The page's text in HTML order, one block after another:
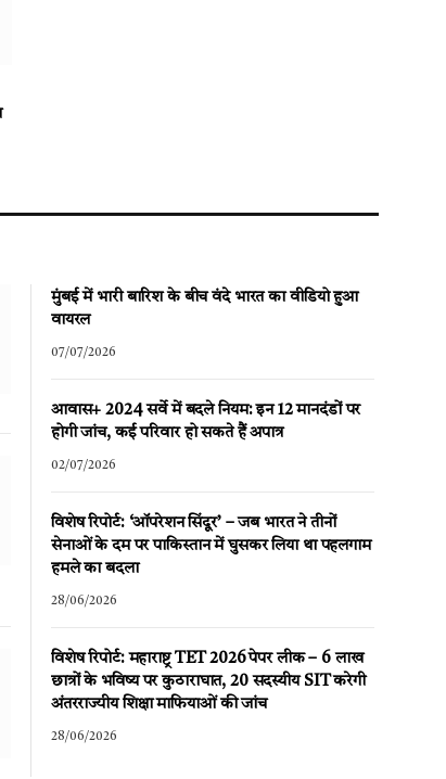
मुंबई में भारी बारिश के बीच वंदे भारत का वीडियो हुआ
वायरल
07/07/2026
आवास+ 2024 सर्वे में बदले नियम: इन 12 मानदंडों पर
होगी जांच, कई परिवार हो सकते हैं अपात्र
02/07/2026
विशेष रिपोर्ट: ‘ऑपरेशन सिंदूर’ – जब भारत ने तीनों
सेनाओं के दम पर पाकिस्तान में घुसकर लिया था पहलगाम
हमले का बदला
28/06/2026
विशेष रिपोर्ट: महाराष्ट्र TET 2026 पेपर लीक – 6 लाख
छात्रों के भविष्य पर कुठाराघात, 20 सदस्यीय SIT करेगी
अंतरराज्यीय शिक्षा माफियाओं की जांच
28/06/2026